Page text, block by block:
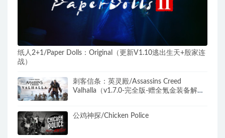
纸人2+1/Paper Dolls：Original（更新V1.10逃出生天+殷家连
战）
刺客信条：英灵殿/Assassins Creed
Valhalla（v1.7.0-完全版-赠全氪金装备解
公鸡神探/Chicken Police